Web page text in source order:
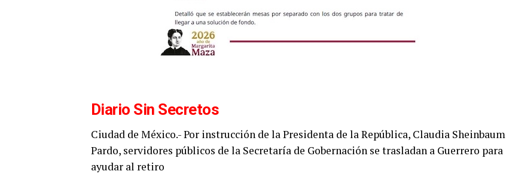
Diario Sin Secretos
Ciudad de México.- Por instrucción de la Presidenta de la República, Claudia Sheinbaum
Pardo, servidores públicos de la Secretaría de Gobernación se trasladan a Guerrero para
ayudar al retiro